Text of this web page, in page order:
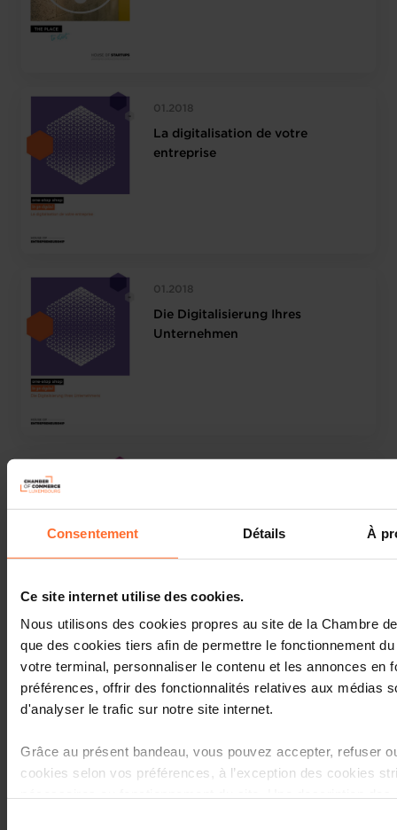
Consentement Détails À
Ce site internet utilise des cookies.
Nous utilisons des cookies propres au site de la Chambre
que des cookies tiers afin de permettre le fonctionnement
votre terminal, personnaliser le contenu et les annonces en
préférences, offrir des fonctionnalités relatives aux médias
d'analyser le trafic sur notre site internet.
Grâce au présent bandeau, vous pouvez accepter, refuser
cookies selon vos préférences, à l’exception des cookies
01.2018
La digitalisation de votre
entreprise
01.2018
Die Digitalisierung Ihres
Unternehmen
10.2011
Actualité & Tendances n°11 : Les
exportations du Luxembourg par
destination: tendances et